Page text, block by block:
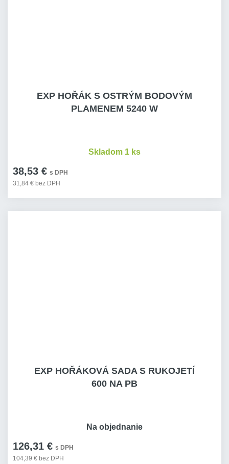
EXP HOŘÁK S OSTRÝM BODOVÝM
PLAMENEM 5240 W
38,53 € s DPH
31,84 € bez DPH
Skladom 1 ks
EXP HOŘÁKOVÁ SADA S RUKOJETÍ
600 NA PB
126,31 € s DPH
104,39 € bez DPH
Na objednanie